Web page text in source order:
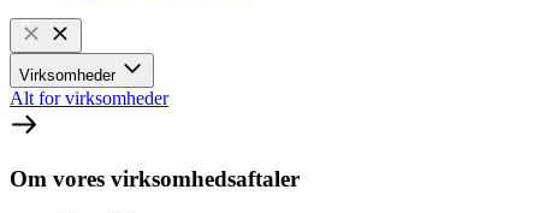
Virksomheder
Alt for virksomheder
Om vores virksomhedsaftaler